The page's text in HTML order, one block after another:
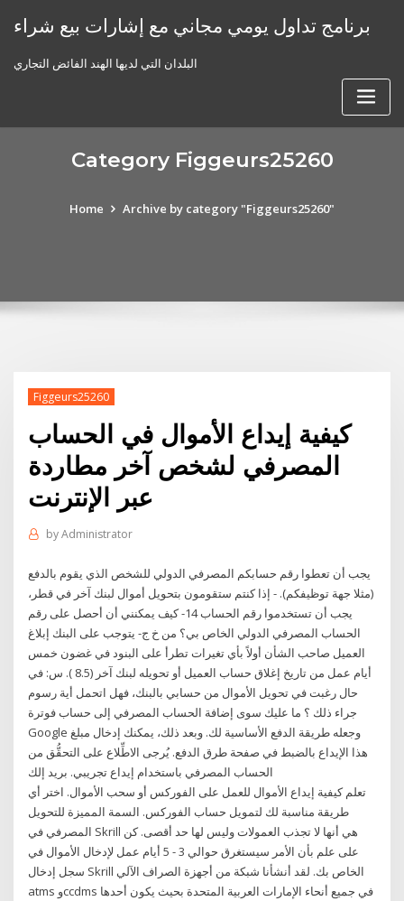
برنامج تداول يومي مجاني مع إشارات بيع شراء
البلدان التي لديها الهند الفائض التجاري
Category Figgeurs25260
Home Archive by category "Figgeurs25260"
Figgeurs25260
كيفية إيداع الأموال في الحساب
المصرفي لشخص آخر مطاردة
عبر الإنترنت
byAdministrator
يجب أن تعطوا رقم حسابكم المصرفي الدولي للشخص الذي يقوم بالدفع
(مثلا جهة توظيفكم). - إذا كنتم ستقومون بتحويل أموال لبنك آخر في قطر،
يجب أن تستخدموا رقم الحساب 14- كيف يمكنني أن أحصل على رقم
الحساب المصرفي الدولي الخاص بي؟ من خ ج- يتوجب على البنك إبلاغ
العميل صاحب الشأن أولاً بأي تغيرات تطرأ على البنود في غضون خمس
أيام عمل من تاريخ إغلاق حساب العميل أو تحويله لبنك آخر (8.5 ). س: في
حال رغبت في تحويل الأموال من حسابي بالبنك، فهل اتحمل أية رسوم
جراء ذلك ؟ ما عليك سوى إضافة الحساب المصرفي إلى حساب فوترة
Google وجعله طريقة الدفع الأساسية لك. وبعد ذلك، يمكنك إدخال مبلغ
هذا الإيداع بالضبط في صفحة طرق الدفع. يُرجى الاطِّلاع على التحقُّق من
الحساب المصرفي باستخدام إيداع تجريبي. بريد إلك
تعلم كيفية إيداع الأموال للعمل على الفوركس أو سحب الأموال. اختر أي
طريقة مناسبة لك لتمويل حساب الفوركس. السمة المميزة للتحويل
المصرفي في Skrill هي أنها لا تجذب العمولات وليس لها حد أقصى. كن
على علم بأن الأمر سيستغرق حوالي 3 - 5 أيام عمل لإدخال الأموال في
سجل إدخال Skrill الخاص بك. لقد أنشأنا شبكة من أجهزة الصراف الآلي
atms وccdms في جميع أنحاء الإمارات العربية المتحدة بحيث يكون أحدها